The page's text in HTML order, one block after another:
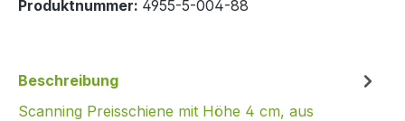
Produktnummer: 4955-5-004-88
Beschreibung
Scanning Preisschiene mit Höhe 4 cm, aus